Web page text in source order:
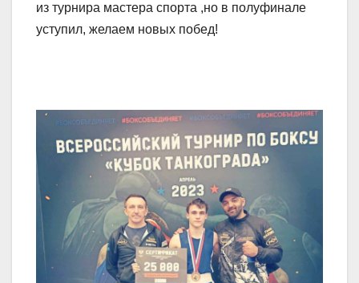
из турнира мастера спорта ,но в полуфинале
уступил, желаем новых побед!